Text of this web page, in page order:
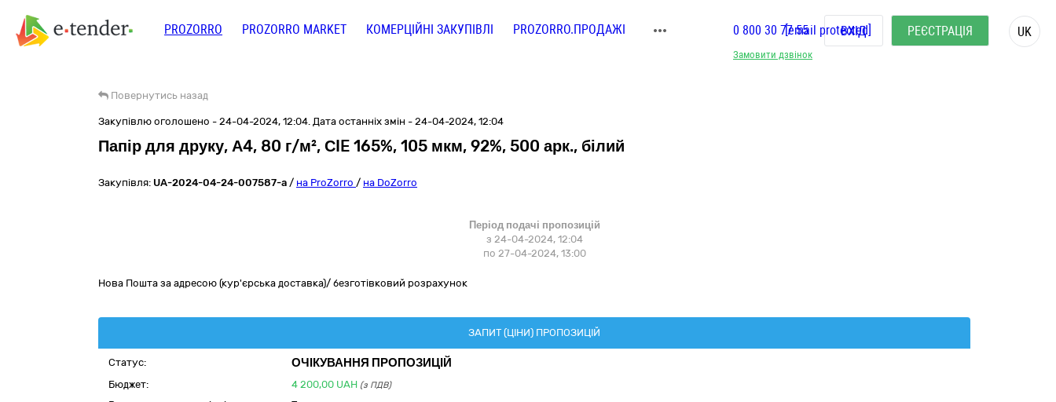
PROZORRO PROZORRO MARKET КОМЕРЦІЙНІ ЗАКУПІВЛІ PROZORRO.ПРОДАЖІ
Замовити дзвінок
0 800 30 77 55[email protected]
ВХІД РЕЄСТРАЦІЯ UK
Повернутись назад
Закупівлю оголошено - 24-04-2024, 12:04. Дата останніх змін - 24-04-2024, 12:04
Папір для друку, А4, 80 г/м², СIE 165%, 105 мкм, 92%, 500 арк., білий
Закупівля: UA-2024-04-24-007587-a / на ProZorro / на DoZorro
Період подачі пропозицій
з 24-04-2024, 12:04
по 27-04-2024, 13:00
Нова Пошта за адресою (кур'єрська доставка)/ безготівковий розрахунок
ЗАПИТ (ЦІНИ) ПРОПОЗИЦІЙ
Статус: ОЧІКУВАННЯ ПРОПОЗИЦІЙ
Бюджет: 4 200,00 UAH (з ПДВ)